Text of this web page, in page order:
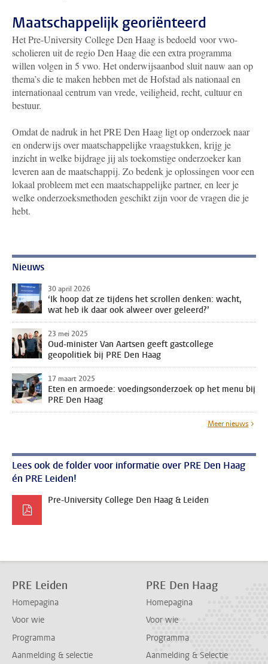
Maatschappelijk georiënteerd
Het Pre-University College Den Haag is bedoeld voor vwo-
scholieren uit de regio Den Haag die een extra programma
willen volgen in 5 vwo. Het onderwijsaanbod sluit nauw aan op
thema’s die te maken hebben met de Hofstad als nationaal en
internationaal centrum van vrede, veiligheid, recht, cultuur en
bestuur.
Omdat de nadruk in het PRE Den Haag ligt op onderzoek naar
en onderwijs over maatschappelijke vraagstukken, krijg je
inzicht in welke bijdrage jij als toekomstige onderzoeker kan
leveren aan de maatschappij. Zo bedenk je oplossingen voor een
lokaal probleem met een maatschappelijke partner, en leer je
welke onderzoeksmethoden geschikt zijn voor de vragen die je
hebt.
Nieuws
30 april 2026
‘Ik hoop dat ze tijdens het scrollen denken: wacht,
wat heb ik daar ook alweer over geleerd?’
23 mei 2025
Oud-minister Van Aartsen geeft gastcollege
geopolitiek bij PRE Den Haag
17 maart 2025
Eten en armoede: voedingsonderzoek op het menu bij
PRE Den Haag
Meer nieuws
Lees ook de folder voor informatie over PRE Den Haag
én PRE Leiden!
Pre-University College Den Haag & Leiden
PRE Leiden
Homepagina
Voor wie
Programma
Aanmelding & selectie
PRE Den Haag
Homepagina
Voor wie
Programma
Aanmelding & Selectie